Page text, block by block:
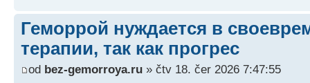
Геморрой нуждается в
терапии, так как прогрес
od bez-gemorroya.ru » čtv 18. čer 2026 7:47:55